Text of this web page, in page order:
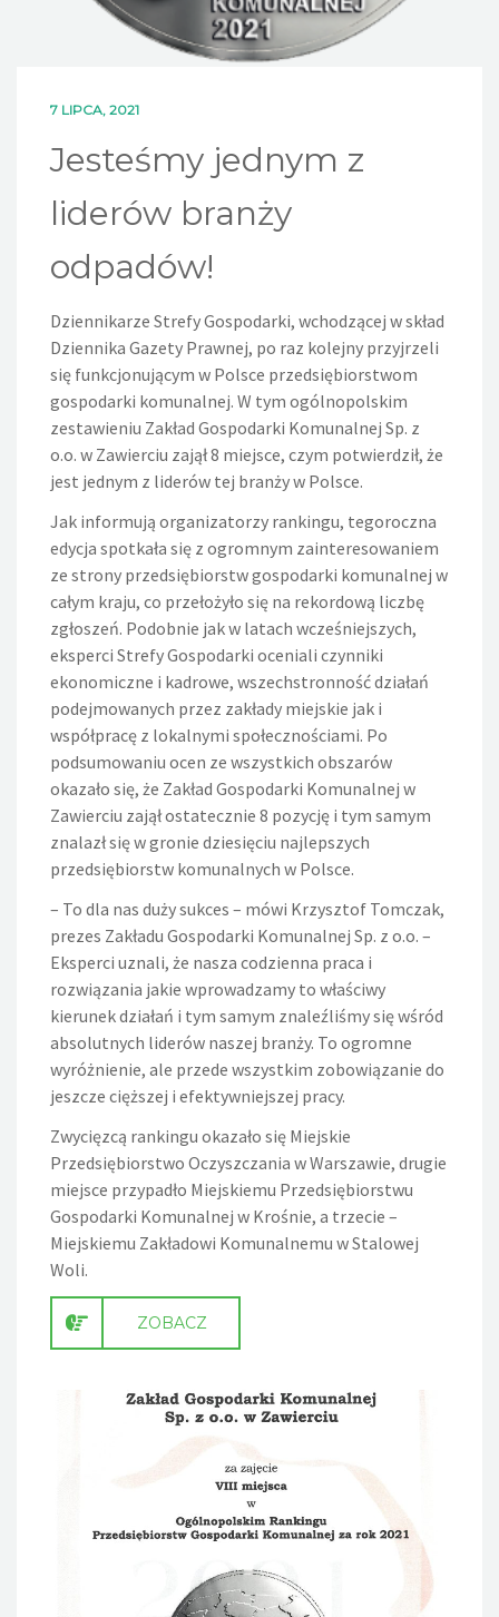
7 LIPCA, 2021
Jesteśmy jednym z
liderów branży
odpadów!
Dziennikarze Strefy Gospodarki, wchodzącej w skład
Dziennika Gazety Prawnej, po raz kolejny przyjrzeli
się funkcjonującym w Polsce przedsiębiorstwom
gospodarki komunalnej. W tym ogólnopolskim
zestawieniu Zakład Gospodarki Komunalnej Sp. z
o.o. w Zawierciu zajął 8 miejsce, czym potwierdził, że
jest jednym z liderów tej branży w Polsce.
Jak informują organizatorzy rankingu, tegoroczna
edycja spotkała się z ogromnym zainteresowaniem
ze strony przedsiębiorstw gospodarki komunalnej w
całym kraju, co przełożyło się na rekordową liczbę
zgłoszeń. Podobnie jak w latach wcześniejszych,
eksperci Strefy Gospodarki oceniali czynniki
ekonomiczne i kadrowe, wszechstronność działań
podejmowanych przez zakłady miejskie jak i
współpracę z lokalnymi społecznościami. Po
podsumowaniu ocen ze wszystkich obszarów
okazało się, że Zakład Gospodarki Komunalnej w
Zawierciu zajął ostatecznie 8 pozycję i tym samym
znalazł się w gronie dziesięciu najlepszych
przedsiębiorstw komunalnych w Polsce.
– To dla nas duży sukces – mówi Krzysztof Tomczak,
prezes Zakładu Gospodarki Komunalnej Sp. z o.o. –
Eksperci uznali, że nasza codzienna praca i
rozwiązania jakie wprowadzamy to właściwy
kierunek działań i tym samym znaleźliśmy się wśród
absolutnych liderów naszej branży. To ogromne
wyróżnienie, ale przede wszystkim zobowiązanie do
jeszcze cięższej i efektywniejszej pracy.
Zwycięzcą rankingu okazało się Miejskie
Przedsiębiorstwo Oczyszczania w Warszawie, drugie
miejsce przypadło Miejskiemu Przedsiębiorstwu
Gospodarki Komunalnej w Krośnie, a trzecie –
Miejskiemu Zakładowi Komunalnemu w Stalowej
Woli.
ZOBACZ